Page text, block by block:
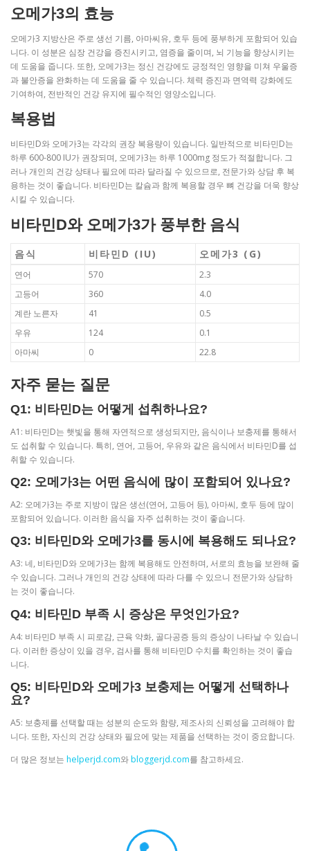
오메가3의 효능
오메가3 지방산은 주로 생선 기름, 아마씨유, 호두 등에 풍부하게 포함되어 있습
니다. 이 성분은 심장 건강을 증진시키고, 염증을 줄이며, 뇌 기능을 향상시키는
데 도움을 줍니다. 또한, 오메가3는 정신 건강에도 긍정적인 영향을 미쳐 우울증
과 불안증을 완화하는 데 도움을 줄 수 있습니다. 체력 증진과 면역력 강화에도
기여하여, 전반적인 건강 유지에 필수적인 영양소입니다.
복용법
비타민D와 오메가3는 각각의 권장 복용량이 있습니다. 일반적으로 비타민D는
하루 600-800 IU가 권장되며, 오메가3는 하루 1000mg 정도가 적절합니다. 그
러나 개인의 건강 상태나 필요에 따라 달라질 수 있으므로, 전문가와 상담 후 복
용하는 것이 좋습니다. 비타민D는 칼슘과 함께 복용할 경우 뼈 건강을 더욱 향상
시킬 수 있습니다.
비타민D와 오메가3가 풍부한 음식
음식 비타민D (IU) 오메가3 (G)
연어 570
2.3
고등어
360
4.0
계란 노른자
41
0.5
우유
124
0.1
아마씨
0 22.8
자주 묻는 질문
Q1: 비타민D는 어떻게 섭취하나요?
A1: 비타민D는 햇빛을 통해 자연적으로 생성되지만, 음식이나 보충제를 통해서
도 섭취할 수 있습니다. 특히, 연어, 고등어, 우유와 같은 음식에서 비타민D를 섭
취할 수 있습니다.
Q2: 오메가3는 어떤 음식에 많이 포함되어 있나요?
A2: 오메가3는 주로 지방이 많은 생선(연어, 고등어 등), 아마씨, 호두 등에 많이
포함되어 있습니다. 이러한 음식을 자주 섭취하는 것이 좋습니다.
Q3: 비타민D와 오메가3를 동시에 복용해도 되나요?
A3: 네, 비타민D와 오메가3는 함께 복용해도 안전하며, 서로의 효능을 보완해 줄
수 있습니다. 그러나 개인의 건강 상태에 따라 다를 수 있으니 전문가와 상담하
는 것이 좋습니다.
Q4: 비타민D 부족 시 증상은 무엇인가요?
A4: 비타민D 부족 시 피로감, 근육 약화, 골다공증 등의 증상이 나타날 수 있습니
다. 이러한 증상이 있을 경우, 검사를 통해 비타민D 수치를 확인하는 것이 좋습
니다.
Q5: 비타민D와 오메가3 보충제는 어떻게 선택하나
요?
A5: 보충제를 선택할 때는 성분의 순도와 함량, 제조사의 신뢰성을 고려해야 합
니다. 또한, 자신의 건강 상태와 필요에 맞는 제품을 선택하는 것이 중요합니다.
더 많은 정보는 helperjd.com와bloggerjd.com를 참고하세요.